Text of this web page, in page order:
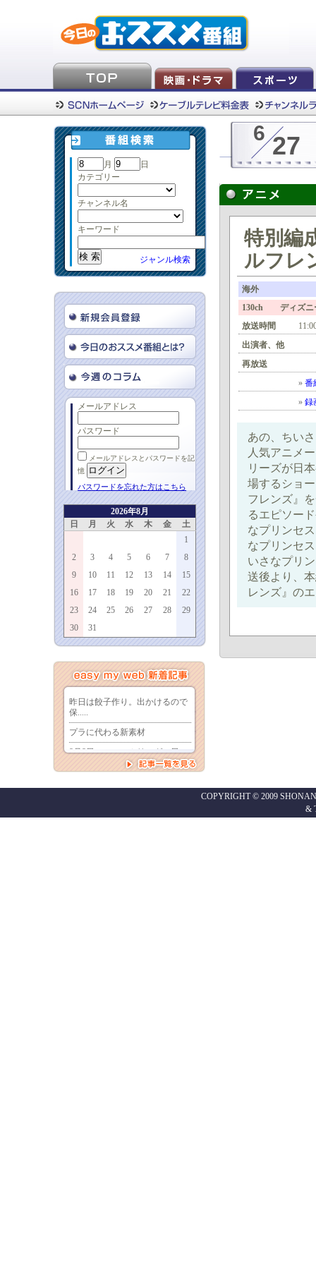
月
日
カテゴリー
チャンネル名
キーワード
ジャンル検索
メールアドレス
パスワード
メールアドレスとパスワードを記
憶
パスワードを忘れた方はこちら
2026年8月
日
月 火 水 木 金
土
1
2
3 4 5 6 7
8
9
10 11 12 13 14
15
16
17 18 19 20 21
22
23
24 25 26 27 28
29
30
31
6 27
特別編
ルフレ
海外
130ch ディズニ
放送時間
出演者、他
再放送
» 番
» 録
あの、ちい
人気アニメ
リーズが日
場するショ
フレンズ』
るエピソー
なプリンセ
なプリンセ
いさなプリ
送後より、
レンズ』の
COPYRIGHT © 2009
&